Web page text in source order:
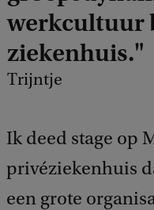
werkcultuur
ziekenhuis."
Trijntje
Ik deed stage op
privéziekenhuis
een grote